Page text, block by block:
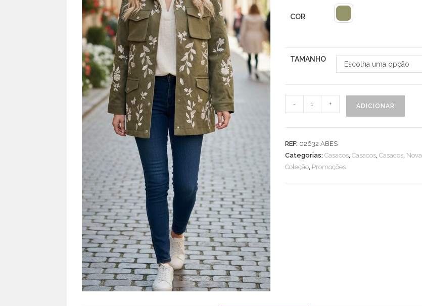
COR
TAMANHO
Escolha uma opção
de
Bordado
- + ADICIONAR
REF: 02632 ABES
Categorias: Casacos, Casacos, Casacos, Nova
Coleção, Promoções